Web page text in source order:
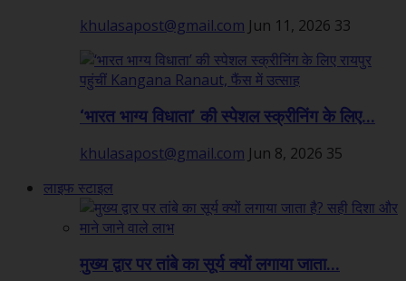
khulasapost@gmail.com Jun 11, 2026 33
‘भारत भाग्य विधाता’ की स्पेशल स्क्रीनिंग के लिए...
khulasapost@gmail.com Jun 8, 2026 35
लाइफ स्टाइल
मुख्य द्वार पर तांबे का सूर्य क्यों लगाया जाता...